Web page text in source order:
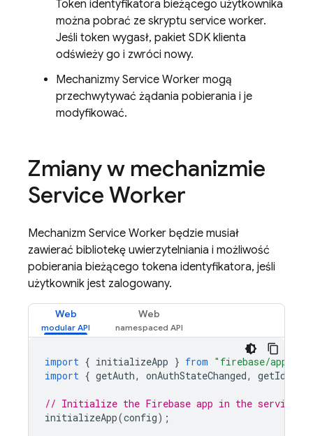
Token identyfikatora bieżącego użytkownika
można pobrać ze skryptu service worker.
Jeśli token wygasł, pakiet SDK klienta
odświeży go i zwróci nowy.
Mechanizmy Service Worker mogą
przechwytywać żądania pobierania i je
modyfikować.
Zmiany w mechanizmie
Service Worker
Mechanizm Service Worker będzie musiał
zawierać bibliotekę uwierzytelniania i możliwość
pobierania bieżącego tokena identyfikatora, jeśli
użytkownik jest zalogowany.
Web Web
import { initializeApp } from "firebase/app"
import { getAuth, onAuthStateChanged,
// Initialize the Firebase app in the service
initializeApp(config);